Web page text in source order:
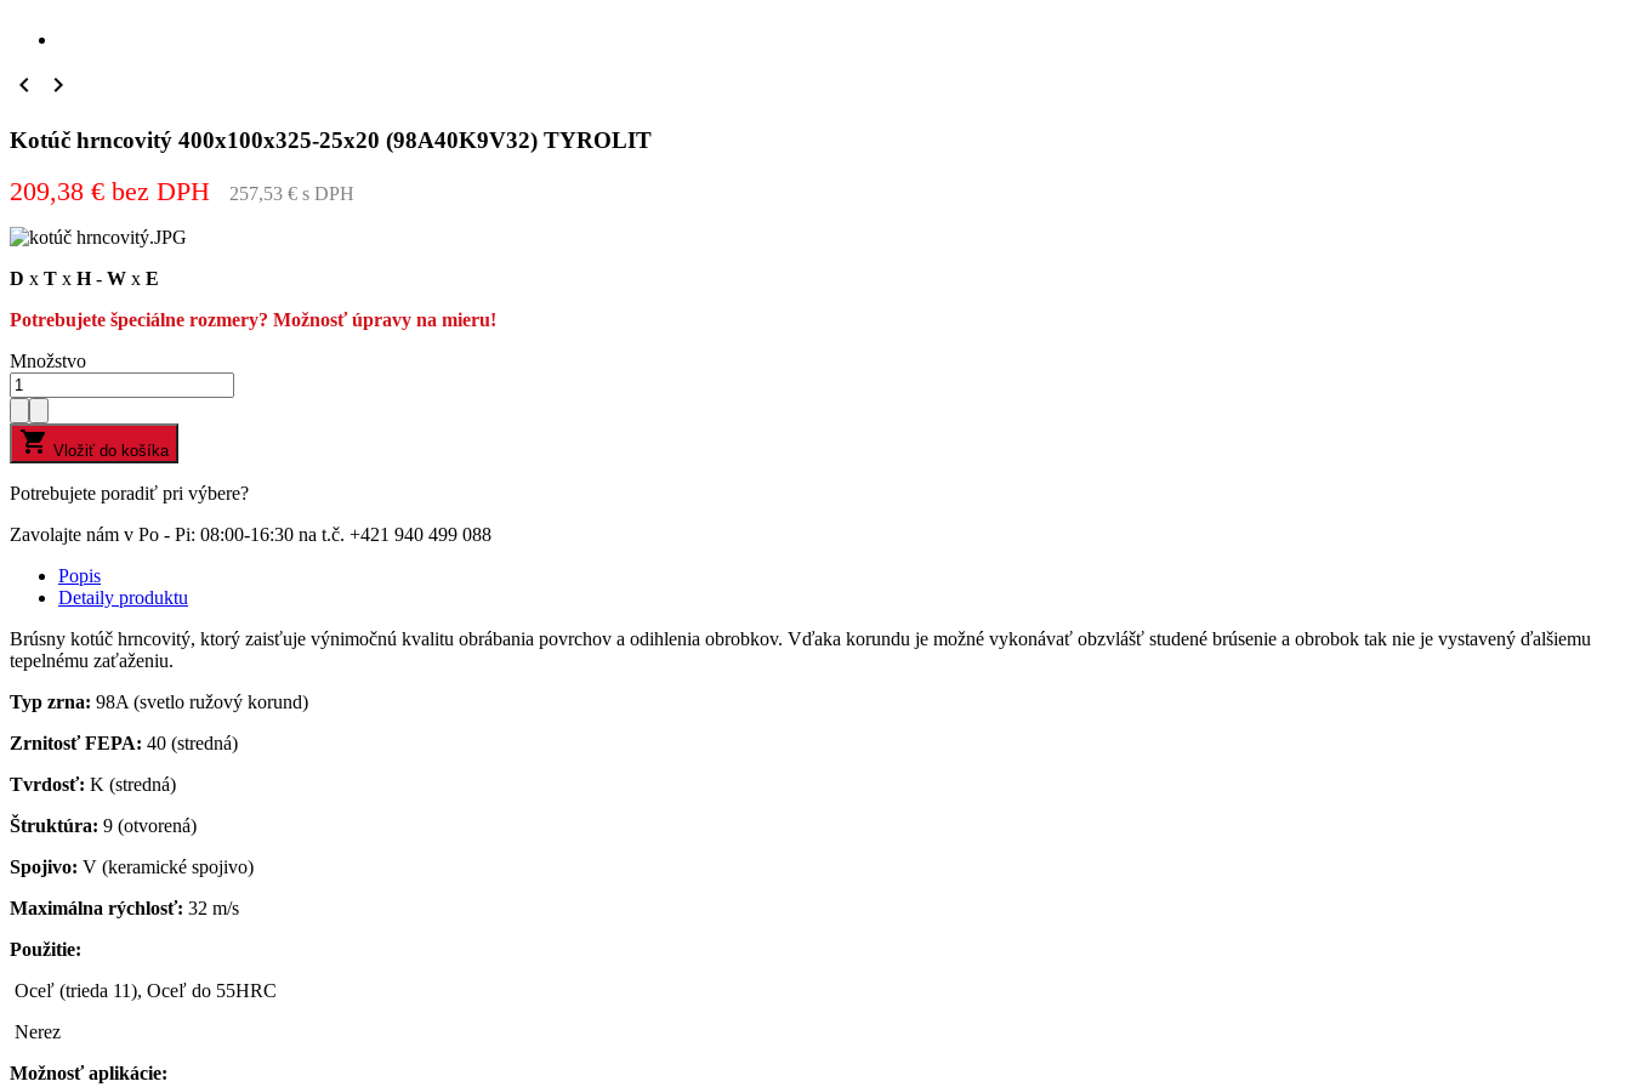
 
Kotúč hrncovitý 400x100x325-25x20 (98A40K9V32) TYROLIT
209,38 € bez DPH 257,53 € s DPH
D x T x H- W x E
Potrebujete špeciálne rozmery? Možnosť úpravy na mieru!
Množstvo
 Vložiť do košíka
Potrebujete poradiť pri výbere?
Zavolajte nám v Po - Pi: 08:00-16:30 na t.č. +421 940 499 088
Popis
Detaily produktu
Brúsny kotúč hrncovitý, ktorý zaisťuje výnimočnú kvalitu obrábania povrchov a odihlenia obrobkov. Vďaka korundu je možné vykonávať obzvlášť studené brúsenie a obrobok tak nie je vystavený ďalšiemu
tepelnému zaťaženiu.
Typ zrna: 98A (svetlo ružový korund)
Zrnitosť FEPA: 40 (stredná)
Tvrdosť: K (stredná)
Štruktúra: 9 (otvorená)
Spojivo: V (keramické spojivo)
Maximálna rýchlosť: 32 m/s
Použitie:
Oceľ (trieda 11), Oceľ do 55HRC
Nerez
Možnosť aplikácie: